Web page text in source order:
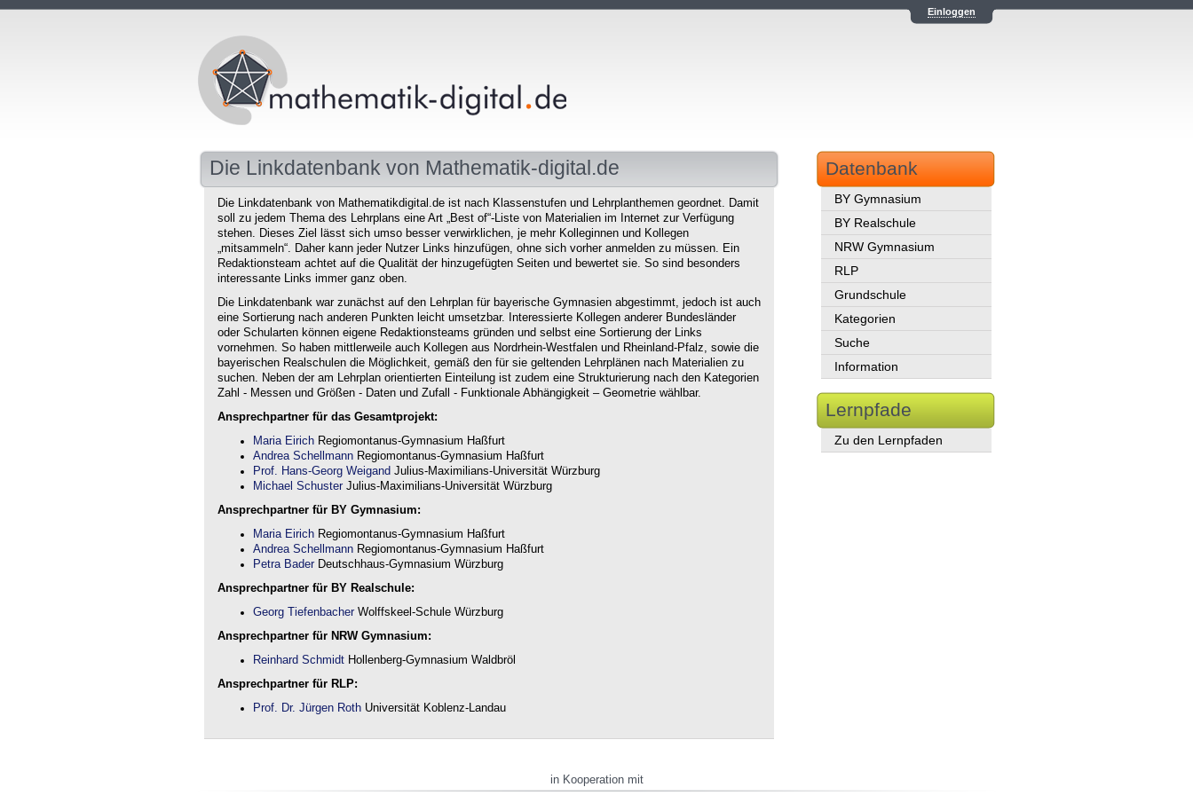
Einloggen
Die Linkdatenbank von Mathematik-digital.de
Die Linkdatenbank von Mathematikdigital.de ist nach Klassenstufen und Lehrplanthemen geordnet. Damit
soll zu jedem Thema des Lehrplans eine Art „Best of“-Liste von Materialien im Internet zur Verfügung
stehen. Dieses Ziel lässt sich umso besser verwirklichen, je mehr Kolleginnen und Kollegen
„mitsammeln“. Daher kann jeder Nutzer Links hinzufügen, ohne sich vorher anmelden zu müssen. Ein
Redaktionsteam achtet auf die Qualität der hinzugefügten Seiten und bewertet sie. So sind besonders
interessante Links immer ganz oben.
Die Linkdatenbank war zunächst auf den Lehrplan für bayerische Gymnasien abgestimmt, jedoch ist auch
eine Sortierung nach anderen Punkten leicht umsetzbar. Interessierte Kollegen anderer Bundesländer
oder Schularten können eigene Redaktionsteams gründen und selbst eine Sortierung der Links
vornehmen. So haben mittlerweile auch Kollegen aus Nordrhein-Westfalen und Rheinland-Pfalz, sowie die
bayerischen Realschulen die Möglichkeit, gemäß den für sie geltenden Lehrplänen nach Materialien zu
suchen. Neben der am Lehrplan orientierten Einteilung ist zudem eine Strukturierung nach den Kategorien
Zahl - Messen und Größen - Daten und Zufall - Funktionale Abhängigkeit – Geometrie wählbar.
Ansprechpartner für das Gesamtprojekt:
Maria Eirich Regiomontanus-Gymnasium Haßfurt
Andrea Schellmann Regiomontanus-Gymnasium Haßfurt
Prof. Hans-Georg Weigand Julius-Maximilians-Universität Würzburg
Michael Schuster Julius-Maximilians-Universität Würzburg
Ansprechpartner für BY Gymnasium:
Maria Eirich Regiomontanus-Gymnasium Haßfurt
Andrea Schellmann Regiomontanus-Gymnasium Haßfurt
Petra Bader Deutschhaus-Gymnasium Würzburg
Ansprechpartner für BY Realschule:
Georg Tiefenbacher Wolffskeel-Schule Würzburg
Ansprechpartner für NRW Gymnasium:
Reinhard Schmidt Hollenberg-Gymnasium Waldbröl
Ansprechpartner für RLP:
Prof. Dr. Jürgen Roth Universität Koblenz-Landau
Datenbank
BY Gymnasium
BY Realschule
NRW Gymnasium
RLP
Grundschule
Kategorien
Suche
Information
Lernpfade
Zu den Lernpfaden
in Kooperation mit